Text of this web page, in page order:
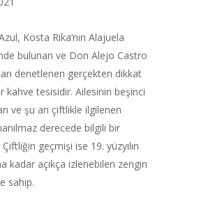
Kosta Rika’nın Alajuela
bulunan ve Don Alejo Castro
denetlenen gerçekten dikkat
kahve tesisidir. Ailesinin beşinci
ve şu an çiftlikle ilgilenen
derecede bilgili bir
geçmişi ise 19. yüzyılın
kadar açıkça izlenebilen zengin
sahip.